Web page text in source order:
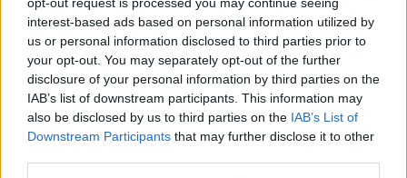
interest-based ads based on personal information utilized by
us or personal information disclosed to third parties prior to
your opt-out. You may separately opt-out of the further
disclosure of your personal information by third parties on the
IAB’s list of downstream participants. This information may
also be disclosed by us to third parties on the IAB’s List of
Downstream Participants that may further disclose it to other
Megkezdődött az 5. blokk reaktorépületének alaplemez-
kivitelezése, miközben a felülvizsgálat arra keresi a választ,
hogy a megváltozott gazdasági és geopolitikai környezetben
milyen feltételek mellett érdemes továbbvinni Magyarország
egyik legnagyobb beruházását.
Elkészült a Liszt Ferenc repülőtér
közelében lévő logisztikai bázis út- és
közműhálózatának fejlesztése